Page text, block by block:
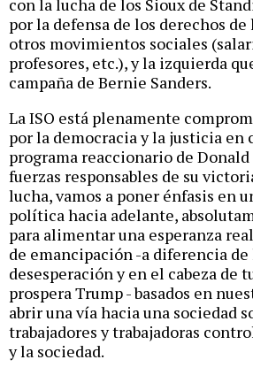
con la lucha de los Sioux de
por la defensa de los derechos
otros movimientos sociales
profesores, etc.), y la izquierda
campaña de Bernie Sanders.
La ISO está plenamente
por la democracia y la justicia en
programa reaccionario de
fuerzas responsables de su
lucha, vamos a poner énfasis en
política hacia adelante,
para alimentar una esperanza
de emancipación -a diferencia
desesperación y en el cabeza de
prospera Trump - basados en
abrir una vía hacia una sociedad
trabajadores y trabajadoras
y la sociedad.